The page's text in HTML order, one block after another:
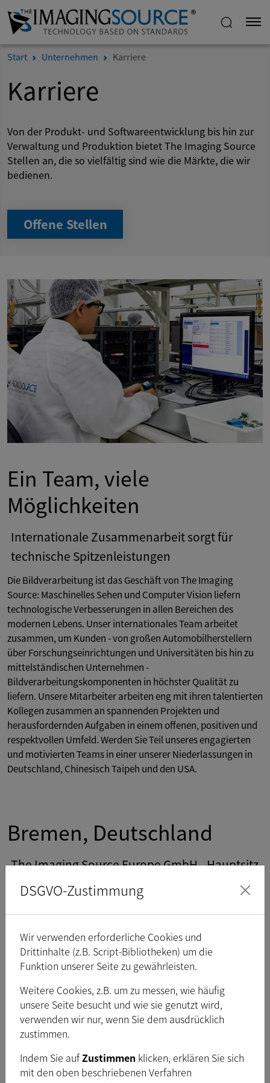
Start Unternehmen Karriere
Karriere
Von der Produkt- und Softwareentwicklung bis hin zur
Verwaltung und Produktion bietet The Imaging Source
Stellen an, die so vielfältig sind wie die Märkte, die wir
bedienen.
Offene Stellen
Ein Team, viele
Möglichkeiten
Internationale Zusammenarbeit sorgt für
technische Spitzenleistungen
Die Bildverarbeitung ist das Geschäft von The Imaging
Source: Maschinelles Sehen und Computer Vision liefern
technologische Verbesserungen in allen Bereichen des
modernen Lebens. Unser internationales Team arbeitet
zusammen, um Kunden - von großen Automobilherstellern
über Forschungseinrichtungen und Universitäten bis hin zu
mittelständischen Unternehmen -
Bildverarbeitungskomponenten in höchster Qualität zu
liefern. Unsere Mitarbeiter arbeiten eng mit ihren talentierten
Kollegen zusammen an spannenden Projekten und
herausfordernden Aufgaben in einem offenen, positiven und
respektvollen Umfeld. Werden Sie Teil unseres engagierten
und motivierten Teams in einer unserer Niederlassungen in
Deutschland, Chinesisch Taipeh und den USA.
Bremen, Deutschland
The Imaging Source Europe GmbH - Hauptsitz
Erstmals im Jahr 782 erwähnt, blickt Bremen auf eine lange
Geschichte als Hafenstadt und Handelszentrum zurück. Als
Heimat der Beck's Brauerei, der Bremer Stadtmusikanten
und einer Profi-Fußballmannschaft bietet Bremen sowohl die
Annehmlichkeiten einer Großstadt als auch die Nähe zu
anderen Ballungsräumen und zur Küste.
Charlotte, North Carolina,
USA
DSGVO-Zustimmung
Wir verwenden erforderliche Cookies und
Drittinhalte (z.B. Script-Bibliotheken) um die
Funktion unserer Seite zu gewährleisten.
Weitere Cookies, z.B. um zu messen, wie häufig
unsere Seite besucht und wie sie genutzt wird,
verwenden wir nur, wenn Sie dem ausdrücklich
zustimmen.
Indem Sie aufZustimmen klicken, erklären Sie sich
mit den oben beschriebenen Verfahren